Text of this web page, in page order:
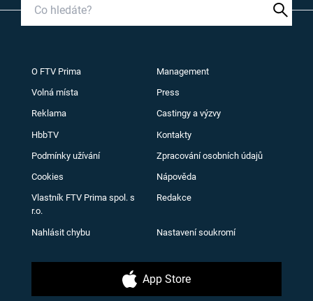
O FTV Prima Management
Volná místa Press
Reklama Castingy a výzvy
HbbTV Kontakty
Podmínky užívání Zpracování osobních údajů
Cookies Nápověda
Vlastník FTV Prima spol. s
r.o.
Redakce
Nahlásit chybu Nastavení soukromí
App Store